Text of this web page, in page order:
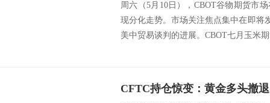
周六（5月10日），CBOT谷物期货市
现分化走势。市场关注焦点集中在即将
美中贸易谈判的进展。CBOT七月玉米